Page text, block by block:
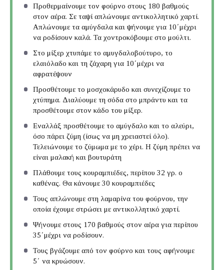
Προθερμαίνουμε τον φούρνο στους 180 βαθμούς
στον αέρα. Σε ταψί απλώνουμε αντικολλητικό χαρτί.
Απλώνουμε τα αμύγδαλα και ψήνουμε για 10΄μέχρι
να ροδίσουν καλά. Τα χοντροκόβουμε στο μούλτι.
Στο μίξερ χτυπάμε το αμυγδαλοβούτυρο, το
ελαιόλαδο και τη ζάχαρη για 10΄μέχρι να
αφρατέψουν
Προσθέτουμε το μοσχοκάρυδο και συνεχίζουμε το
χτύπημα. Διαλύουμε τη σόδα στο μπράντυ και τα
προσθέτουμε στον κάδο του μίξερ.
Εναλλάξ προσθέτουμε το αμύγδαλο και το αλεύρι,
όσο πάρει ζύμη (ίσως να μη χρειαστεί όλο).
Τελειώνουμε το ζύμωμα με το χέρι. Η ζύμη πρέπει να
είναι μαλακή και βουτυράτη
Πλάθουμε τους κουραμπιέδες, περίπου 32 γρ. ο
καθένας. Θα κάνουμε 30 κουραμπιέδες
Τους απλώνουμε στη λαμαρίνα του φούρνου, την
οποία έχουμε στρώσει με αντικολλητικό χαρτί.
Ψήνουμε στους 170 βαθμούς στον αέρα για περίπου
35΄μέχρι να ροδίσουν.
Τους βγάζουμε από τον φούρνο και τους αφήνουμε
5΄ να κρυώσουν.